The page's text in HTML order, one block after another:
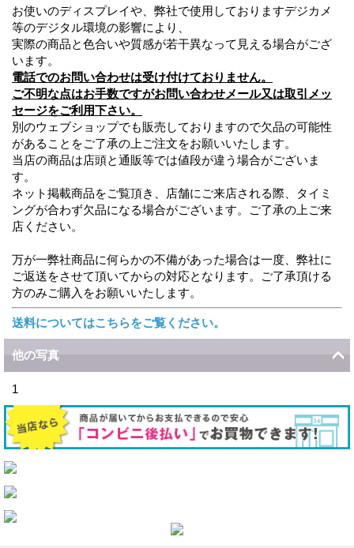
お使いのディスプレイや、弊社で使用しておりますデジカメ
等のデジタル環境の影響により、
実際の商品と色合いや質感が若干異なって見える場合がござ
います。
電話でのお問い合わせは受け付けておりません。
ご不明な点はお手数ですがお問い合わせメール又は取引メッ
セージをご利用下さい。
別のウェブショップでも販売しておりますので欠品の可能性
があることをご了承の上ご注文をお願いいたします。
当店の商品は店頭と通販等では値段が違う場合がございま
す。
ネット掲載商品をご覧頂き、店舗にご来店される際、タイミ
ングが合わず欠品になる場合がございます。ご了承の上ご来
店ください。
万が一弊社商品に何らかの不備があった場合は一度、弊社に
ご返送をさせて頂いてからの対応となります。ご了承頂ける
方のみご購入をお願いいたします。
送料についてはこちらをご覧ください。
他の写真
1